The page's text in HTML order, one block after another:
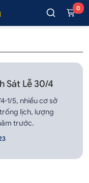
0
Sát Lễ 30/4
1/5, nhiều cơ sở
lịch, lượng
trước.